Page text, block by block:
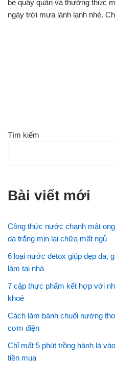
bè quây quần và thưởng thức
ngày trời mưa lành lạnh nhé.
Tìm kiếm
Bài viết mới
Công thức nước chanh mật
da trắng mịn lại chữa mất ngủ
6 loại nước detox giúp đẹp da,
làm tại nhà
7 cặp thực phẩm kết hợp với
khoẻ
Cách làm bánh chuối nướng
cơm điện
Chỉ mất 5 phút trồng hành lá
tiền mua